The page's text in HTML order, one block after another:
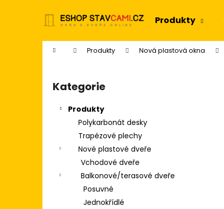
Produkty
Domů Produkty Nová plastová okna
Přeskočit
kategorie
Kategorie
Produkty
Polykarbonát desky
Trapézové plechy
Nové plastové dveře
Vchodové dveře
Balkonové/terasové dveře
Posuvné
Jednokřídlé
Zpět
Zpět